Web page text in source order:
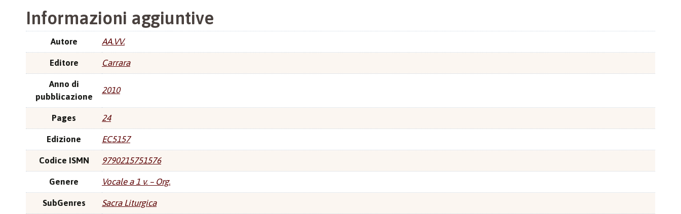
Informazioni aggiuntive
Autore AA.VV.
Editore Carrara
Anno di
pubblicazione
2010
Pages 24
Edizione EC5157
Codice ISMN 9790215751576
Genere Vocale a 1 v. – Org.
SubGenres Sacra Liturgica